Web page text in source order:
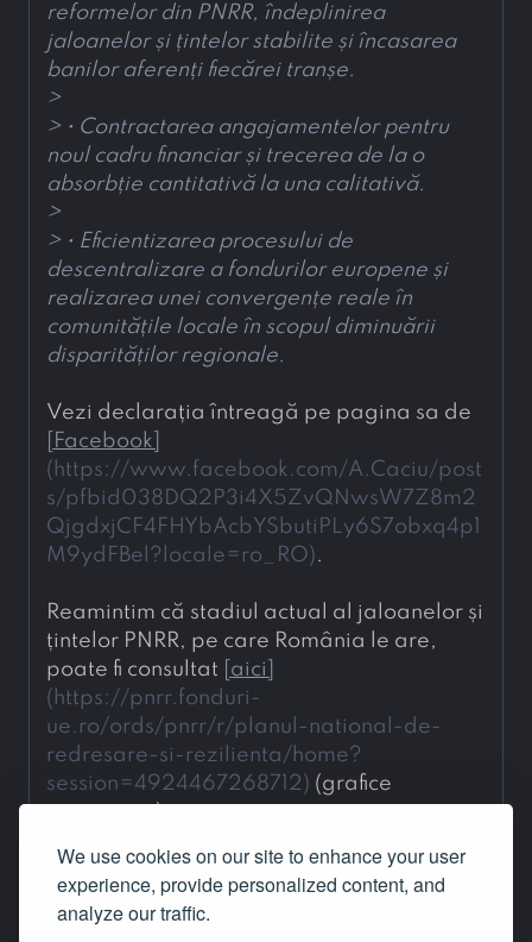
We use cookies on our site to enhance your user
experience, provide personalized content, and
analyze our traffic.
reformelor din PNRR, îndeplinirea
jaloanelor și țintelor stabilite și încasarea
banilor aferenți fiecărei tranșe.
> • Contractarea angajamentelor pentru
noul cadru financiar și trecerea de la o
absorbție cantitativă la una calitativă.
> • Eficientizarea procesului de
descentralizare a fondurilor europene și
realizarea unei convergențe reale în
comunitățile locale în scopul diminuării
disparităților regionale.
Facebook
( https://www.facebook.com/A.Caciu/post
s/pfbid038DQ2P3i4X5ZvQNwsW7Z8m2
QjgdxjCF4FHYbAcbYSbutiPLy6S7obxq4p1
M9ydFBel?locale=ro_RO).
Reamintim că stadiul actual al jaloanelor și
țintelor PNRR, pe care România le are,
poate fi consultat
aici
( https://pnrr.fonduri-
ue.ro/ords/pnrr/r/planul-national-de-
redresare-si-rezilienta/home?
session=4924467268712) (grafice
Markdown is the notation that produces the
article's formatted text. Only the content of